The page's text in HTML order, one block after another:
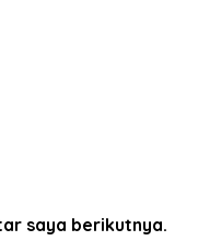
saya berikutnya.